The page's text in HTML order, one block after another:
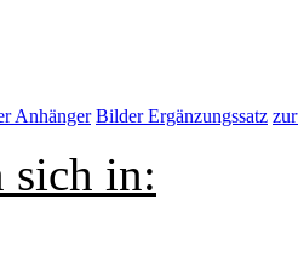
Anhänger Bilder Ergänzungssatz
sich in: